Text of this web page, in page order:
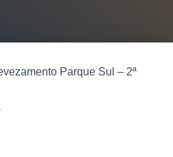
Parque Sul – 2ª